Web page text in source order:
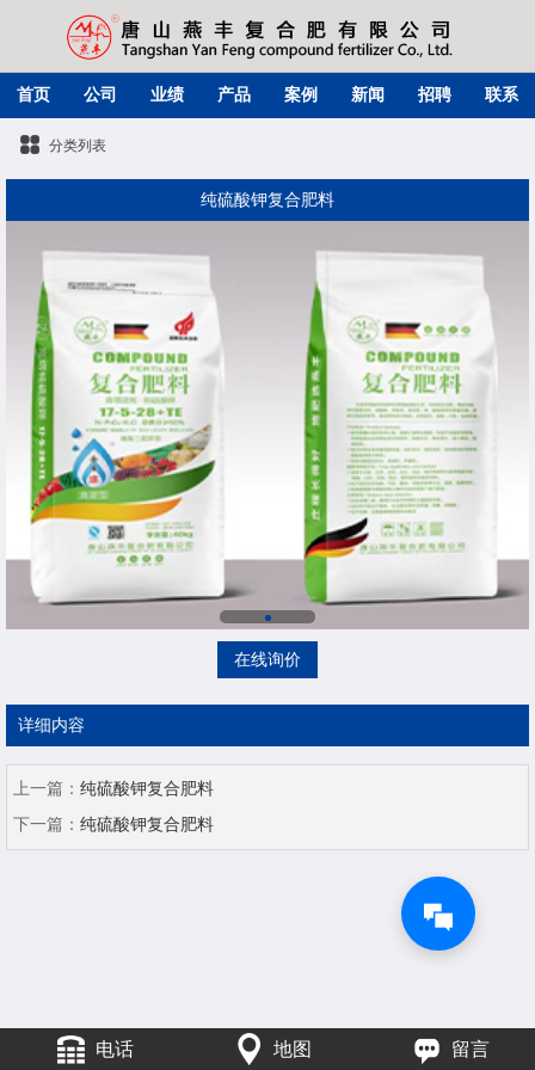
首页 公司 业绩 产品 案例 新闻 招聘 联系
分类列表
纯硫酸钾复合肥料
在线询价
详细内容
上一篇： 纯硫酸钾复合肥料
下一篇： 纯硫酸钾复合肥料
电话 地图 留言